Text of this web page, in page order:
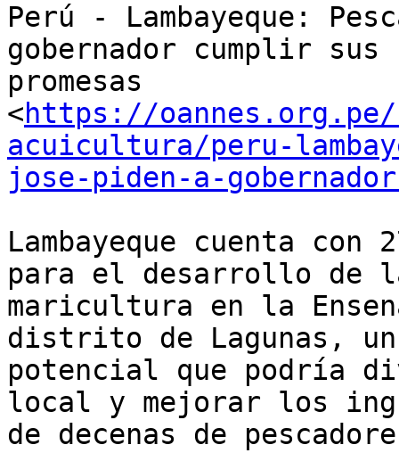
Perú - Lambayeque:
gobernador cumplir sus
promesas
<https://
acuicultura/peru-
jose-piden-a-
Lambayeque cuenta
para el desarrollo de
maricultura en la
distrito de Lagunas, un
potencial que podría
local y mejorar los